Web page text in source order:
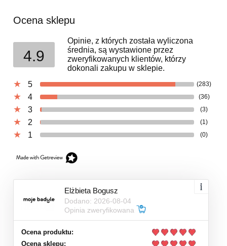
Ocena sklepu
4.9
Opinie, z których została wyliczona
średnia, są wystawione przez
zweryfikowanych klientów, którzy
dokonali zakupu w sklepie.
5
(283)
4 (36)
3 (3)
2 (1)
1 (0)
Elżbieta Bogusz
Dodano: 2026-08-04
Opinia zweryfikowana
Ocena produktu:
Ocena sklepu: